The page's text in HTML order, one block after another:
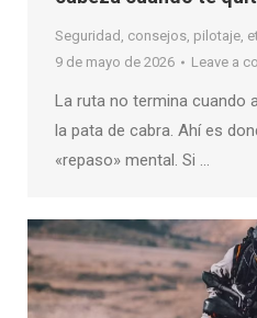
Seguridad, consejos, pilotaje,
9 de mayo de 2026
Leave a
La ruta no termina cuando
la pata de cabra. Ahí es
«repaso» mental. Si …